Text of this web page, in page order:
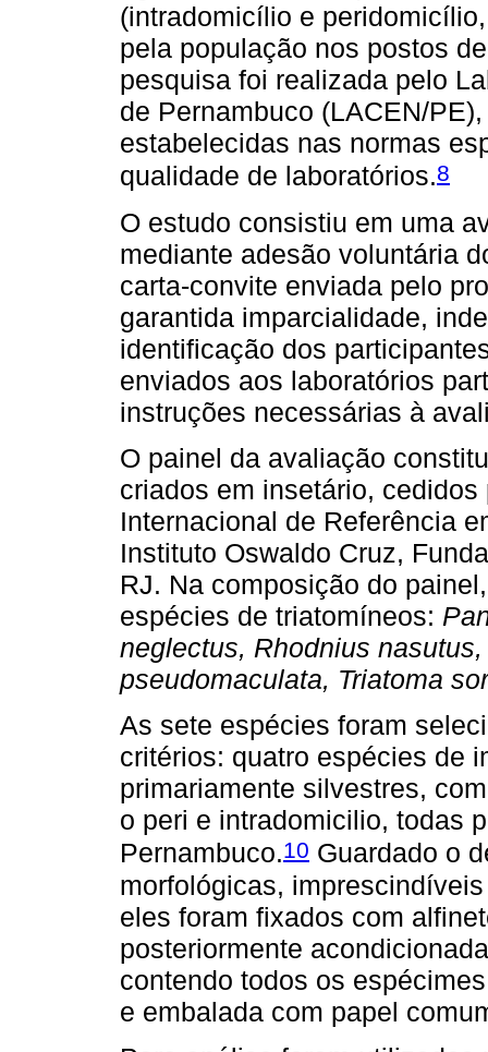
(intradomicílio e
pela população nos postos
pesquisa foi realizada pelo
de Pernambuco (LACEN/
estabelecidas nas normas
qualidade de laboratórios.8
O estudo consistiu em uma
mediante adesão voluntária
carta-convite enviada pelo
garantida imparcialidade,
identificação dos
enviados aos laboratórios
instruções necessárias à
O painel da avaliação
criados em insetário,
Internacional de Referência
Instituto Oswaldo Cruz,
RJ. Na composição do
espécies de triatomíneos:
neglectus, Rhodnius
pseudomaculata, Triatoma
As sete espécies foram
critérios: quatro espécies de
primariamente silvestres,
o peri e intradomicilio, todas
Pernambuco.10 Guardado o
morfológicas,
eles foram fixados com
posteriormente
contendo todos os
e embalada com papel